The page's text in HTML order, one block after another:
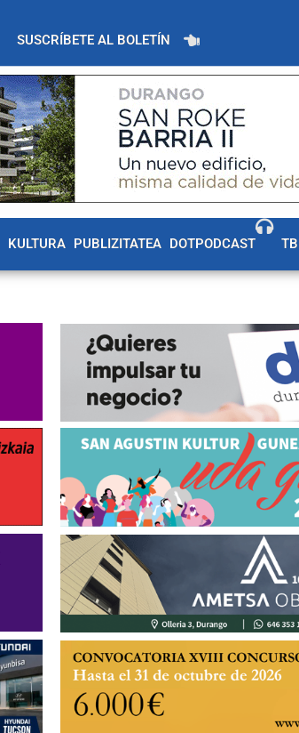
SUSCRÍBETE AL BOLETÍN
KULTURA PUBLIZITATEA DOTPODCAST